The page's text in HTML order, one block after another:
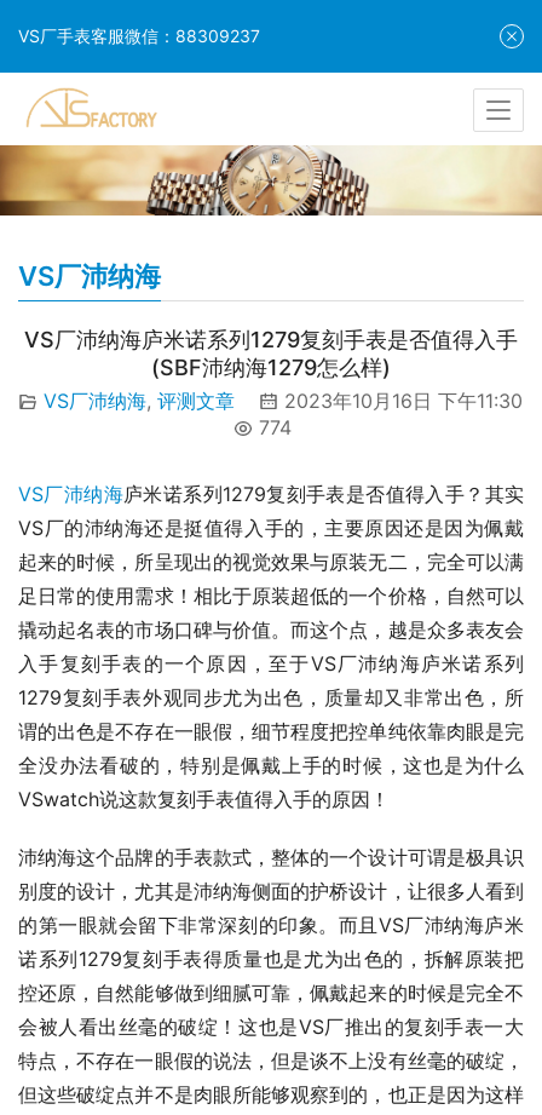
VS厂沛纳海
VS厂沛纳海庐米诺系列1279复刻手表是否值得入手
(SBF沛纳海1279怎么样)
VS厂沛纳海, 评测文章
2023年10月16日 下午11:30
774
VS厂沛纳海庐米诺系列1279复刻手表是否值得入手？其实
VS厂的沛纳海还是挺值得入手的，主要原因还是因为佩戴
起来的时候，所呈现出的视觉效果与原装无二，完全可以满
足日常的使用需求！相比于原装超低的一个价格，自然可以
撬动起名表的市场口碑与价值。而这个点，越是众多表友会
入手复刻手表的一个原因，至于VS厂沛纳海庐米诺系列
1279复刻手表外观同步尤为出色，质量却又非常出色，所
谓的出色是不存在一眼假，细节程度把控单纯依靠肉眼是完
全没办法看破的，特别是佩戴上手的时候，这也是为什么
VSwatch说这款复刻手表值得入手的原因！
沛纳海这个品牌的手表款式，整体的一个设计可谓是极具识
别度的设计，尤其是沛纳海侧面的护桥设计，让很多人看到
的第一眼就会留下非常深刻的印象。而且VS厂沛纳海庐米
诺系列1279复刻手表得质量也是尤为出色的，拆解原装把
控还原，自然能够做到细腻可靠，佩戴起来的时候是完全不
会被人看出丝毫的破绽！这也是VS厂推出的复刻手表一大
特点，不存在一眼假的说法，但是谈不上没有丝毫的破绽，
但这些破绽点并不是肉眼所能够观察到的，也正是因为这样
VS厂手表客服微信：88309237